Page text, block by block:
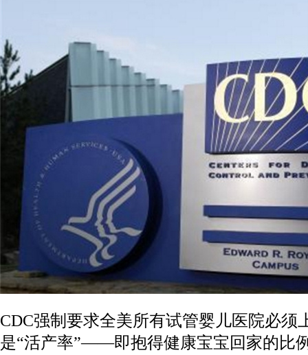
CDC强制要求全美所有试管婴儿医院必须
是“活产率”——即抱得健康宝宝回家的比